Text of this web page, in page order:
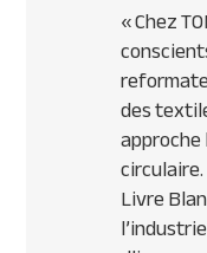
«Chez
des
Livre